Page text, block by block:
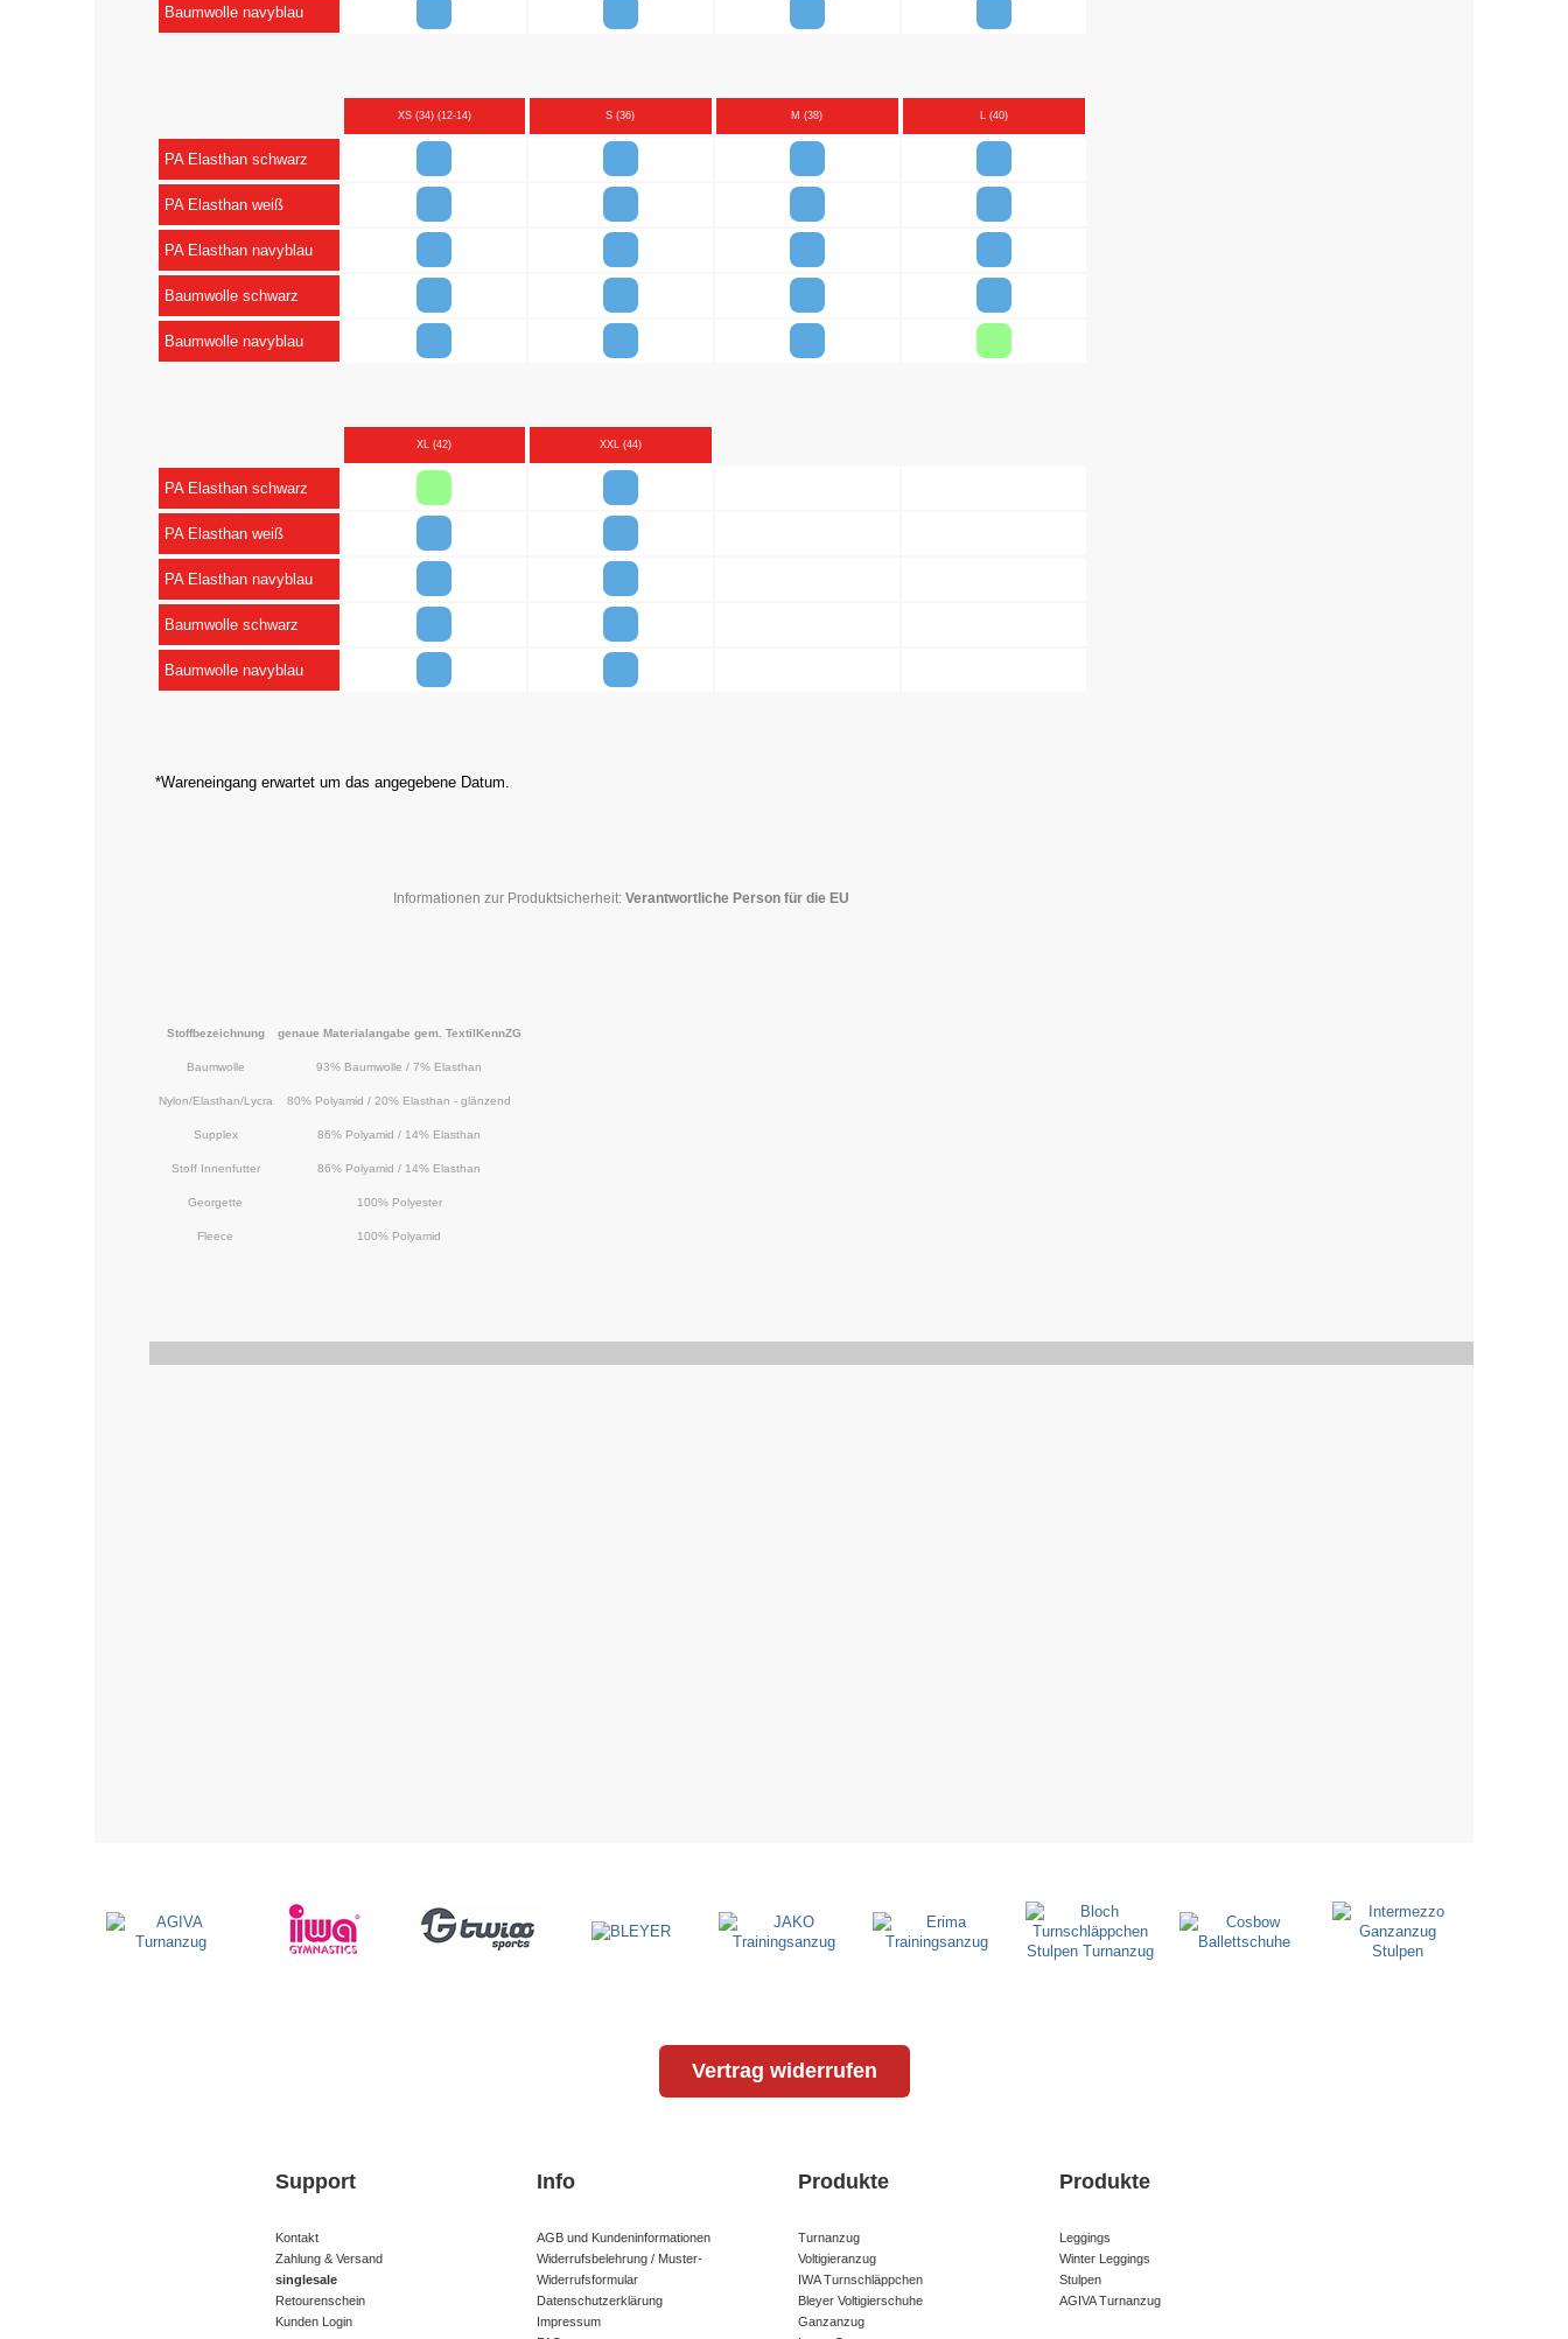
Baumwolle navyblau
XS (34) (12-14) S (36) M (38) L (40)
PA Elasthan schwarz
PA Elasthan weiß
PA Elasthan navyblau
Baumwolle schwarz
Baumwolle navyblau
XL (42) XXL (44)
PA Elasthan schwarz
PA Elasthan weiß
PA Elasthan navyblau
Baumwolle schwarz
Baumwolle navyblau
*Wareneingang erwartet um das angegebene Datum.
Informationen zur Produktsicherheit:Verantwortliche Person für die EU
Stoffbezeichnung genaue Materialangabe gem. TextilKennZG
Baumwolle 93% Baumwolle / 7% Elasthan
Nylon/Elasthan/Lycra 80% Polyamid / 20% Elasthan - glänzend
Supplex 86% Polyamid / 14% Elasthan
Stoff Innenfutter 86% Polyamid / 14% Elasthan
Georgette 100% Polyester
Fleece 100% Polyamid
Vertrag widerrufen
Support
Kontakt
Zahlung & Versand
singlesale
Retourenschein
Kunden Login
Info
AGB und Kundeninformationen
Widerrufsbelehrung / Muster-
Widerrufsformular
Datenschutzerklärung
Impressum
Produkte
Turnanzug
Voltigieranzug
IWA Turnschläppchen
Bleyer Voltigierschuhe
Ganzanzug
Produkte
Leggings
Winter Leggings
Stulpen
AGIVA Turnanzug